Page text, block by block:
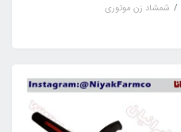
شمشاد زن موتوری